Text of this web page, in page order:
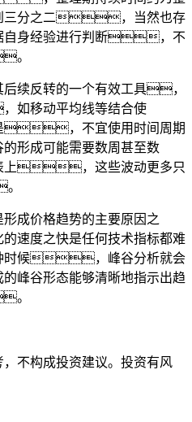
三分之二，当然也存
自身经验进行判断，不
。
后续反转的一个有效工具，
如移动平均线等结合使
，不宜使用时间周期
形成可能需要数周甚至数
上，这些波动更多只
成价格趋势的主要原因之
度之快是任何技术指标都难
候，峰谷分析就会
峰谷形态能够清晰地指示出趋
。
不构成投资建议。投资有风